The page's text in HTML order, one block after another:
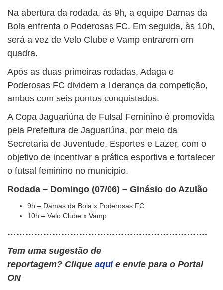
Na abertura da rodada, às 9h, a equipe Damas da
Bola enfrenta o Poderosas FC. Em seguida, às 10h,
será a vez de Velo Clube e Vamp entrarem em
quadra.
Após as duas primeiras rodadas, Adaga e
Poderosas FC dividem a liderança da competição,
ambos com seis pontos conquistados.
A Copa Jaguariúna de Futsal Feminino é promovida
pela Prefeitura de Jaguariúna, por meio da
Secretaria de Juventude, Esportes e Lazer, com o
objetivo de incentivar a prática esportiva e fortalecer
o futsal feminino no município.
Rodada – Domingo (07/06) – Ginásio do Azulão
9h – Damas da Bola x Poderosas FC
10h – Velo Clube x Vamp
………………………………………………………….
Tem uma sugestão de
reportagem? Clique aqui e envie para o Portal
ON